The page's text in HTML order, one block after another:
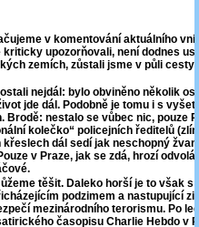
v komentování aktuálního
kriticky upozorňovali, není dodnes
zemích, zůstali jsme v půli cesty
nejdál: bylo obviněno několik
jde dál. Podobně je tomu i s
Brodě: nestalo se vůbec nic, pouze
kolečko“ policejních ředitelů
dál sedí jak neschopný
v Praze, jak se zdá, hrozí
těšit. Daleko horší je to však s
podzimem a nastupující
mezinárodního terorismu. Po
časopisu Charlie Hebdo v